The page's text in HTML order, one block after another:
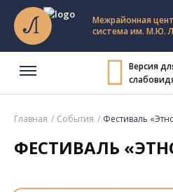
Межрайонная
система им. М.Ю.
Версия
Главная События Фестиваль
ФЕСТИВАЛЬ